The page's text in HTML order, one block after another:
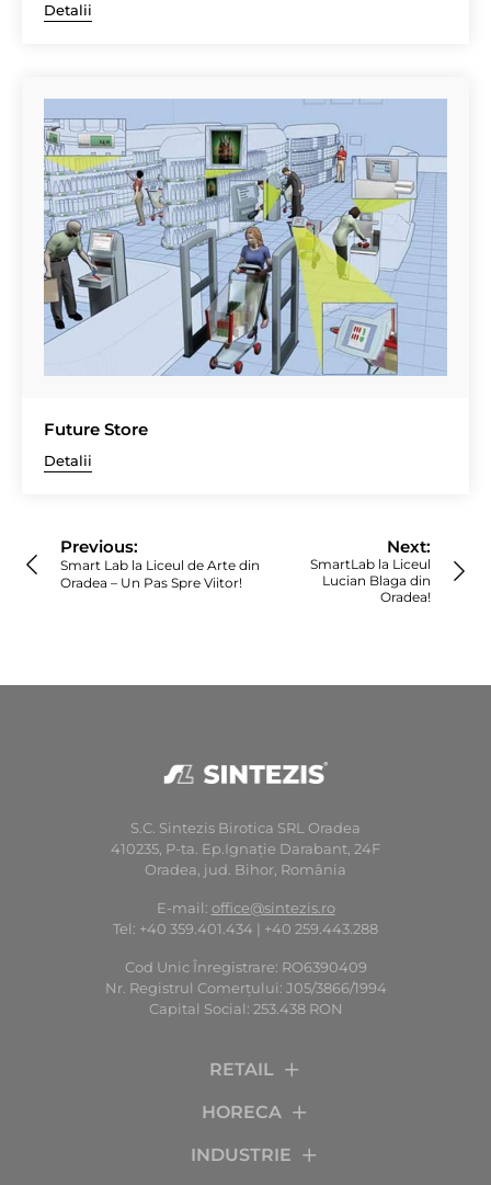
Detalii
Future Store
Detalii
articole
Previous:
Smart Lab la Liceul de Arte din
Oradea – Un Pas Spre Viitor!
Next:
SmartLab la Liceul
Lucian Blaga din
Oradea!
S.C. Sintezis Birotica SRL Oradea
410235, P-ta. Ep.Ignaţie Darabant, 24F
Oradea, jud. Bihor, România
E-mail: office@sintezis.ro
Tel: +40 359.401.434 | +40 259.443.288
Cod Unic Înregistrare: RO6390409
Nr. Registrul Comerţului: J05/3866/1994
Capital Social: 253.438 RON
RETAIL
HORECA
INDUSTRIE